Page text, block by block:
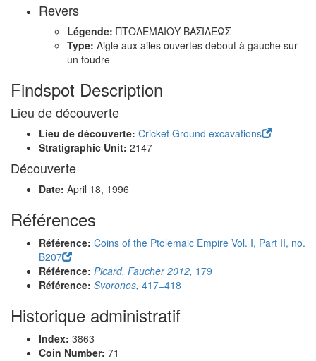
Revers
Légende: ΠΤΟΛΕΜΑΙΟΥ ΒΑΣΙΛΕΩΣ
Type: Aigle aux ailes ouvertes debout à gauche sur
un foudre
Findspot Description
Lieu de découverte
Lieu de découverte: Cricket Ground excavations
Stratigraphic Unit: 2147
Découverte
Date: April 18, 1996
Références
Référence: Coins of the Ptolemaic Empire Vol. I, Part II, no.
B207
Référence: Picard, Faucher 2012, 179
Référence: Svoronos, 417=418
Historique administratif
Index: 3863
Coin Number: 71